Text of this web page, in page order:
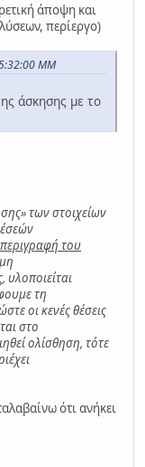
άποψη και
περίεργο)
ΜΜ
άσκησης με το
των στοιχείων
του
υλοποιείται
τη
οι κενές θέσεις
στο
ολίσθηση, τότε
ότι ανήκει